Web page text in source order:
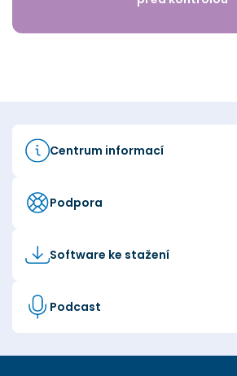
Centrum informací
Podpora
Software ke stažení
Podcast